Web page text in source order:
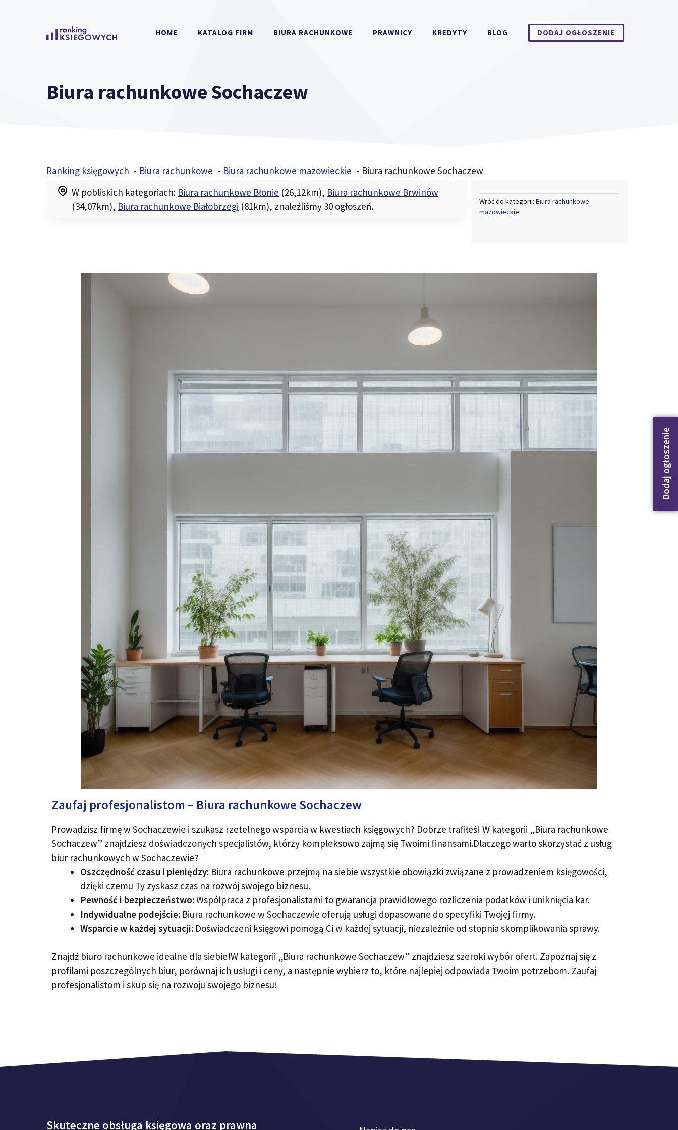
HOME KATALOG FIRM BIURA RACHUNKOWE PRAWNICY KREDYTY BLOG DODAJ OGŁOSZENIE
Biura rachunkowe Sochaczew
Ranking księgowych Biura rachunkowe Biura rachunkowe mazowieckie Biura rachunkowe Sochaczew
Wróć do kategorii: Biura rachunkowe
mazowieckie
Dodaj ogłoszenie
W pobliskich kategoriach: Biura rachunkowe Błonie (26,12km), Biura rachunkowe Brwinów
(34,07km), Biura rachunkowe Białobrzegi (81km), znaleźliśmy 30 ogłoszeń.
Zaufaj profesjonalistom – Biura rachunkowe Sochaczew
Prowadzisz firmę w Sochaczewie i szukasz rzetelnego wsparcia w kwestiach księgowych? Dobrze trafiłeś! W kategorii „Biura rachunkowe
Sochaczew” znajdziesz doświadczonych specjalistów, którzy kompleksowo zajmą się Twoimi finansami.Dlaczego warto skorzystać z usług
biur rachunkowych w Sochaczewie?
Oszczędność czasu i pieniędzy: Biura rachunkowe przejmą na siebie wszystkie obowiązki związane z prowadzeniem księgowości,
dzięki czemu Ty zyskasz czas na rozwój swojego biznesu.
Pewność i bezpieczeństwo:Współpraca z profesjonalistami to gwarancja prawidłowego rozliczenia podatków i uniknięcia kar.
Indywidualne podejście: Biura rachunkowe w Sochaczewie oferują usługi dopasowane do specyfiki Twojej firmy.
Wsparcie w każdej sytuacji: Doświadczeni księgowi pomogą Ci w każdej sytuacji, niezależnie od stopnia skomplikowania sprawy.
Znajdź biuro rachunkowe idealne dla siebie!W kategorii „Biura rachunkowe Sochaczew” znajdziesz szeroki wybór ofert. Zapoznaj się z
profilami poszczególnych biur, porównaj ich usługi i ceny, a następnie wybierz to, które najlepiej odpowiada Twoim potrzebom. Zaufaj
profesjonalistom i skup się na rozwoju swojego biznesu!
Skuteczne obsługa księgowa oraz prawna